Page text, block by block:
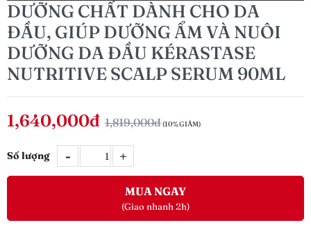
DƯỠNG CHẤT DÀNH CHO DA
ĐẦU, GIÚP DƯỠNG ẨM VÀ NUÔI
DƯỠNG DA ĐẦU KÉRASTASE
NUTRITIVE SCALP SERUM 90ML
1,640,000đ 1,819,000đ(10% GIẢM)
Số lượng - +
MUA NGAY
(Giao nhanh 2h)